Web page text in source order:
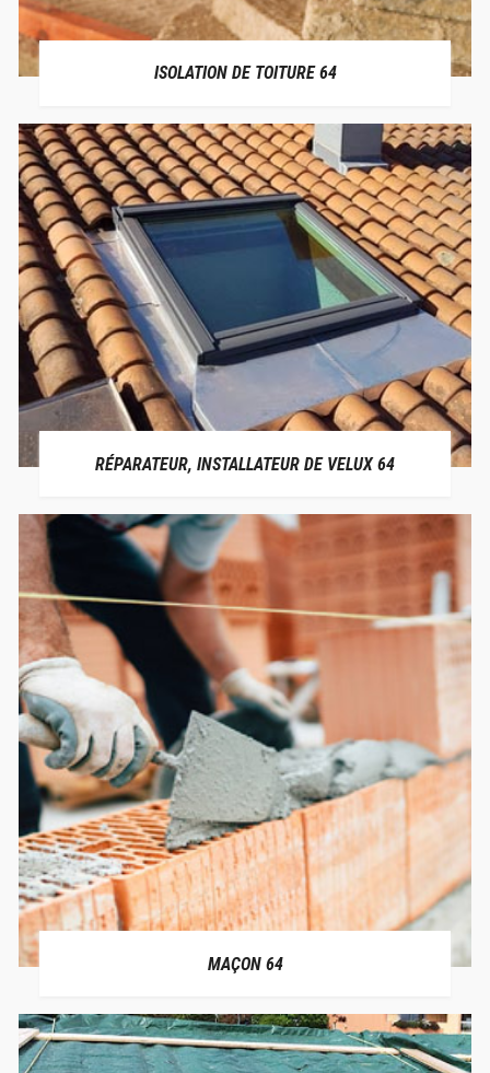
ISOLATION DE TOITURE 64
RÉPARATEUR, INSTALLATEUR DE VELUX 64
MAÇON 64